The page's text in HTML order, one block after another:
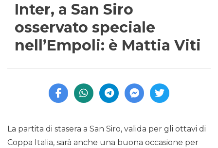
Inter, a San Siro
osservato speciale
nell’Empoli: è Mattia Viti
La partita di stasera a San Siro, valida per gli ottavi di
Coppa Italia, sarà anche una buona occasione per